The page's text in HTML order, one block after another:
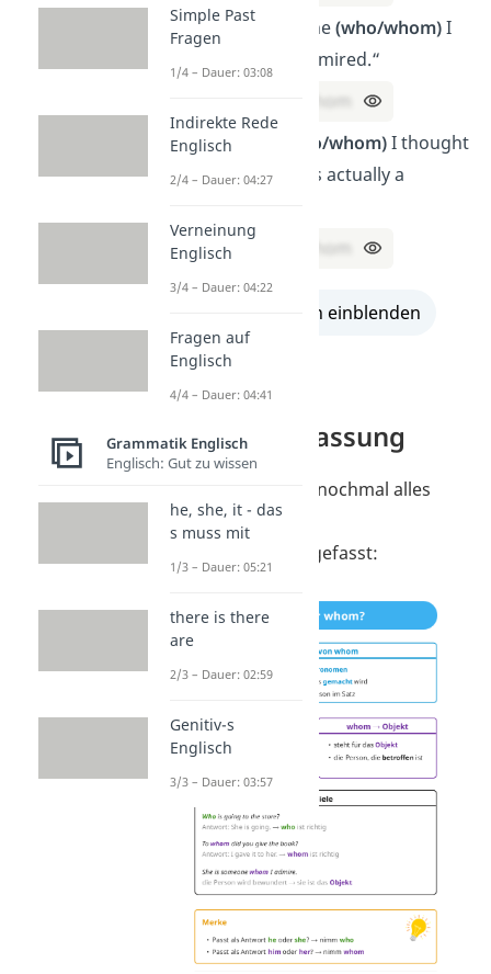
„She is someone(who/whom)I
have always admired.“
whom
„The man,
(who/whom)I thought
was a doctor, is actually a
→ Lösung:
whom
alle Lösungen einblenden
whom —
Zusammenfassung
Hier haben wir dir nochmal alles
zum Thema
zusammengefasst:
Simple Past
Fragen
1/4 – Dauer: 03:08
Indirekte Rede
Englisch
2/4 – Dauer: 04:27
Verneinung
Englisch
3/4 – Dauer: 04:22
Fragen auf
Englisch
4/4 – Dauer: 04:41
Grammatik Englisch
Englisch: Gut zu wissen
he, she, it - das
s muss mit
1/3 – Dauer: 05:21
there is there
are
2/3 – Dauer: 02:59
Genitiv-s
Englisch
3/3 – Dauer: 03:57